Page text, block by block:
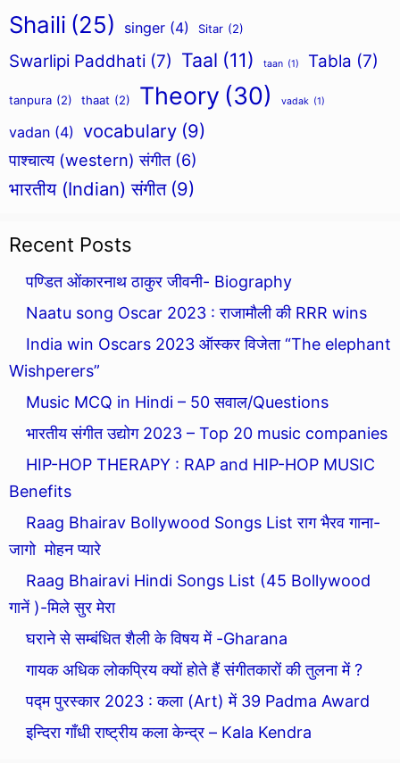
Shaili (25) singer (4) Sitar (2)
Swarlipi Paddhati (7) Taal (11) taan (1) Tabla (7)
tanpura (2) thaat (2) Theory (30) vadak (1)
vadan (4) vocabulary (9)
पाश्चात्य (western) संगीत (6)
भारतीय (Indian) संगीत (9)
Recent Posts
पण्डित ओंकारनाथ ठाकुर जीवनी- Biography
Naatu song Oscar 2023 : राजामौली की RRR wins
India win Oscars 2023 ऑस्कर विजेता “The elephant
Wishperers”
Music MCQ in Hindi – 50 सवाल/Questions
भारतीय संगीत उद्योग 2023 – Top 20 music companies
HIP-HOP THERAPY : RAP and HIP-HOP MUSIC
Benefits
Raag Bhairav Bollywood Songs List राग भैरव गाना-
जागो मोहन प्यारे
Raag Bhairavi Hindi Songs List (45 Bollywood
गानें )-मिले सुर मेरा
घराने से सम्बंधित शैली के विषय में -Gharana
गायक अधिक लोकप्रिय क्यों होते हैं संगीतकारों की तुलना में ?
पद्म पुरस्कार 2023 : कला (Art) में 39 Padma Award
इन्दिरा गाँधी राष्ट्रीय कला केन्द्र – Kala Kendra